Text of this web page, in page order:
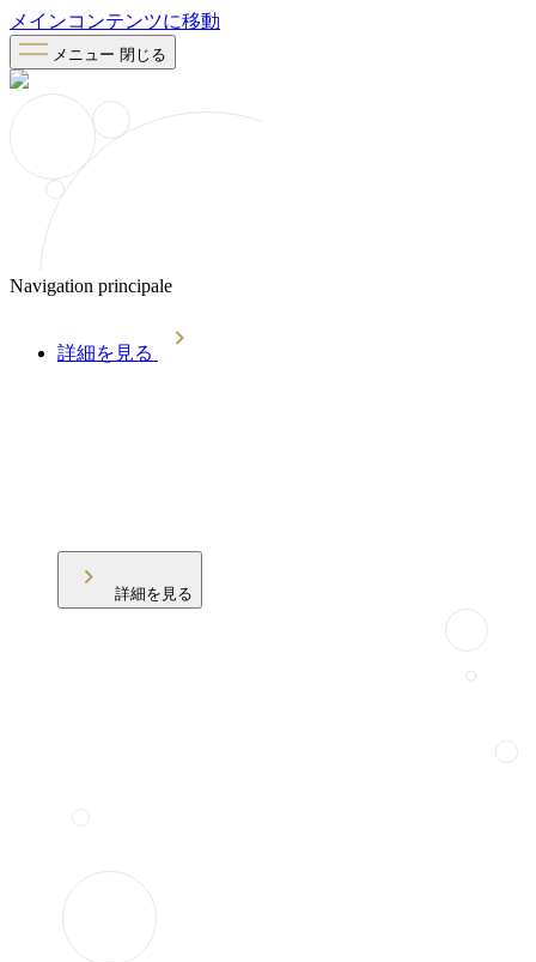
メインコンテンツに移動
メニュー 閉じる
Navigation principale
詳細を見る
詳細を見る